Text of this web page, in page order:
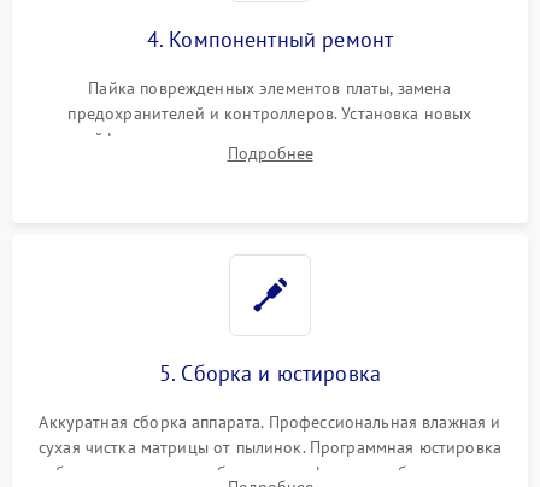
4. Компонентный ремонт
Пайка поврежденных элементов платы, замена
предохранителей и контроллеров. Установка новых
шлейфов, дисплея, механизма затвора или двигателя
автофокуса. Восстановление геометрии тубуса объектива
Подробнее
5. Сборка и юстировка
Аккуратная сборка аппарата. Профессиональная влажная и
сухая чистка матрицы от пылинок. Программная юстировка
рабочего отрезка, калибровка автофокуса, стабилизатора и